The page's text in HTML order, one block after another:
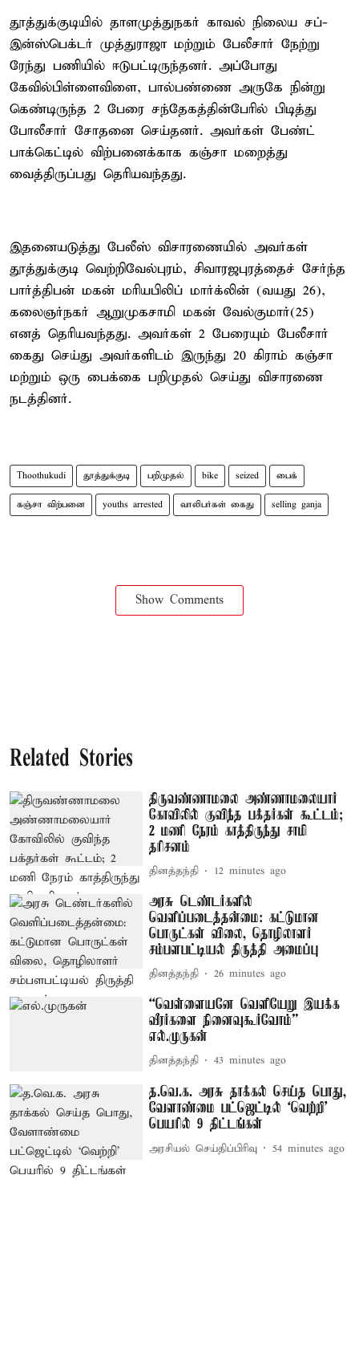
தூத்துக்குடியில் தாளமுத்துநகர் காவல் நிலைய சப்-
இன்ஸ்பெக்டர் முத்துராஜா மற்றும் பேலீசார் நேற்று
ரேந்து பணியில் ஈடுபட்டிருந்தனர். அப்போது
கேவில்பிள்ளைவிளை, பால்பண்ணை அருகே நின்று
கெண்டிருந்த 2 பேரை சந்தேகத்தின்பேரில் பிடித்து
போலீசார் சோதனை செய்தனர். அவர்கள் பேண்ட்
பாக்கெட்டில் விற்பனைக்காக கஞ்சா மறைத்து
வைத்திருப்பது தெரியவந்தது.
இதனையடுத்து பேலீஸ் விசாரணையில் அவர்கள்
தூத்துக்குடி வெற்றிவேல்புரம், சிவாரஜபுரத்தைச் சேர்ந்த
பார்த்திபன் மகன் மரியபிலிப் மார்க்லின் (வயது 26),
கலைஞர்நகர் ஆறுமுகசாமி மகன் வேல்குமார்(25)
எனத் தெரியவந்தது. அவர்கள் 2 பேரையும் பேலீசார்
கைது செய்து அவர்களிடம் இருந்து 20 கிராம் கஞ்சா
மற்றும் ஒரு பைக்கை பறிமுதல் செய்து விசாரணை
நடத்தினர்.
Thoothukudi தூத்துக்குடி பறிமுதல் bike seized பைக்
கஞ்சா விற்பனை youths arrested வாலிபர்கள் கைது selling ganja
Show Comments
Related Stories
திருவண்ணாமலை அண்ணாமலையார்
கோவிலில் குவிந்த பக்தர்கள் கூட்டம்;
2 மணி நேரம் காத்திருந்து சாமி
தரிசனம்
தினத்தந்தி 12 minutes ago
அரசு டெண்டர்களில்
வெளிப்படைத்தன்மை: கட்டுமான
பொருட்கள் விலை, தொழிலாளர்
சம்பளபட்டியல் திருத்தி அமைப்பு
தினத்தந்தி 26 minutes ago
“வெள்ளையனே வெளியேறு இயக்க
வீரர்களை நினைவுகூர்வோம்” –
எல்.முருகன்
தினத்தந்தி 43 minutes ago
த.வெ.க. அரசு தாக்கல் செய்த பொது,
வேளாண்மை பட்ஜெட்டில் ‘வெற்றி’
பெயரில் 9 திட்டங்கள்
அரசியல் செய்திப்பிரிவு 54 minutes ago